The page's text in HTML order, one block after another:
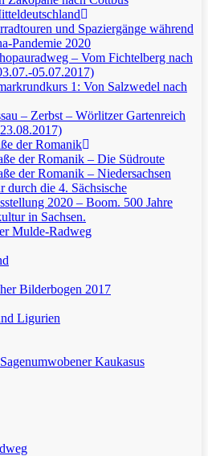
und Spaziergänge während
Pandemie 2020
– Vom Fichtelberg nach
05.07.2017)
1: Von Salzwedel nach
– Zerbst – Wörlitzer Gartenreich
der Romanik
der Romanik – Die Südroute
der Romanik – Niedersachsen
durch die 4. Sächsische
2020 – Boom. 500 Jahre
in Sachsen.
Mulde-Radweg
Bilderbogen 2017
Ligurien
Kaukasus